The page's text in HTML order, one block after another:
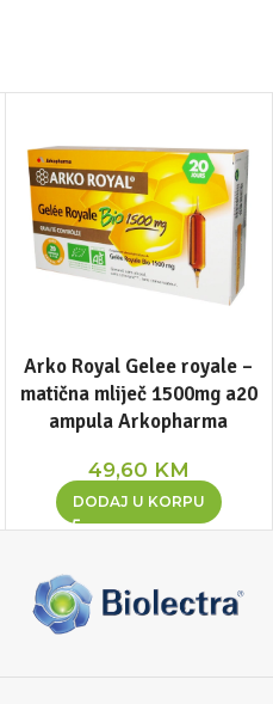
Arko Royal Gelee royale –
matična mliječ 1500mg a20
ampula Arkopharma
49,60 KM
DODAJ U KORPU